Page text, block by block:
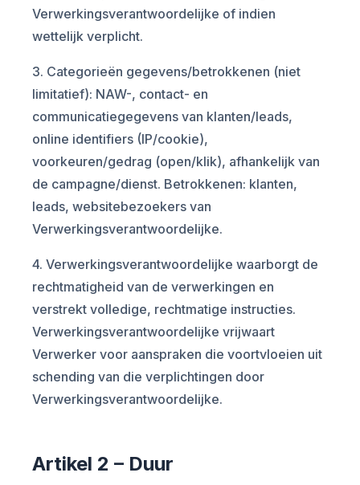
Verwerkingsverantwoordelijke of indien
wettelijk verplicht.
3. Categorieën gegevens/betrokkenen (niet
limitatief): NAW-, contact- en
communicatiegegevens van klanten/leads,
online identifiers (IP/cookie),
voorkeuren/gedrag (open/klik), afhankelijk van
de campagne/dienst. Betrokkenen: klanten,
leads, websitebezoekers van
Verwerkingsverantwoordelijke.
4. Verwerkingsverantwoordelijke waarborgt de
rechtmatigheid van de verwerkingen en
verstrekt volledige, rechtmatige instructies.
Verwerkingsverantwoordelijke vrijwaart
Verwerker voor aanspraken die voortvloeien uit
schending van die verplichtingen door
Verwerkingsverantwoordelijke.
Artikel 2 – Duur